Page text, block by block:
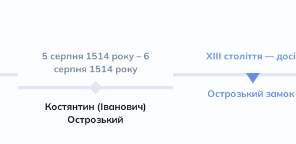
5 серпня 1514 року – 6
серпня 1514 року
Костянтин (Іванович)
Острозький
ХІІІ століття — досі
Острозький замок